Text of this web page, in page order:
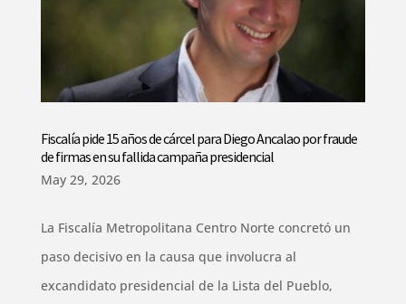
Fiscalía pide 15 años de cárcel para Diego Ancalao por fraude
de firmas en su fallida campaña presidencial
May 29, 2026
La Fiscalía Metropolitana Centro Norte concretó un
paso decisivo en la causa que involucra al
excandidato presidencial de la Lista del Pueblo,